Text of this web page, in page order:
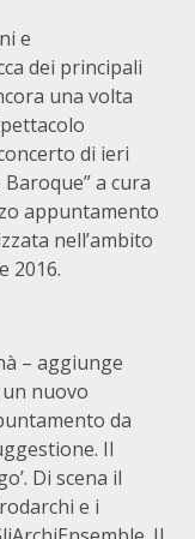
e
dei principali
una volta
di ieri
a cura
appuntamento
nell’ambito
2016.
– aggiunge
nuovo
da
Il
Di scena il
e i